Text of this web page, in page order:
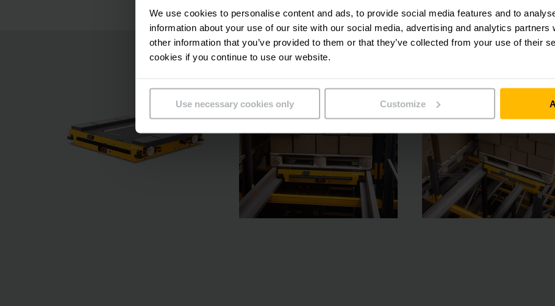
We use cookies to personalise content and ads, to provide social media features and to
information about your use of our site with our social media, advertising and analytics partners
other information that you’ve provided to them or that they’ve collected from your use of their
cookies if you continue to use our website.
Use necessary cookies only Customize